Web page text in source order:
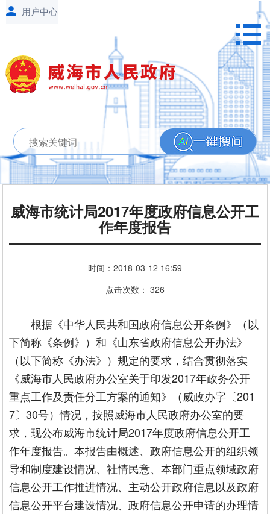
威海市统计局2017年度政府信息公开工
作年度报告
时间： 2018-03-12 16:59
点击次数： 326
根据《中华人民共和国政府信息公开条例》（以
下简称《条例》）和《山东省政府信息公开办法》
（以下简称《办法》）规定的要求，结合贯彻落实
《威海市人民政府办公室关于印发2017年政务公开
重点工作及责任分工方案的通知》（威政办字〔201
7〕30号）情况，按照威海市人民政府办公室的要
求，现公布威海市统计局2017年度政府信息公开工
作年度报告。本报告由概述、政府信息公开的组织领
导和制度建设情况、社情民意、本部门重点领域政府
信息公开工作推进情况、主动公开政府信息以及政府
信息公开平台建设情况、政府信息公开申请的办理情